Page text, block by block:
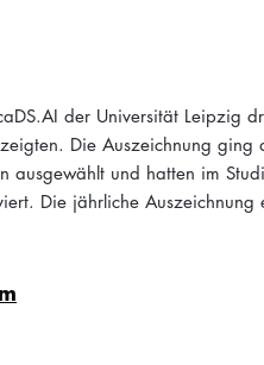
der Universität Leipzig
Die Auszeichnung
und hatten im
Die jährliche